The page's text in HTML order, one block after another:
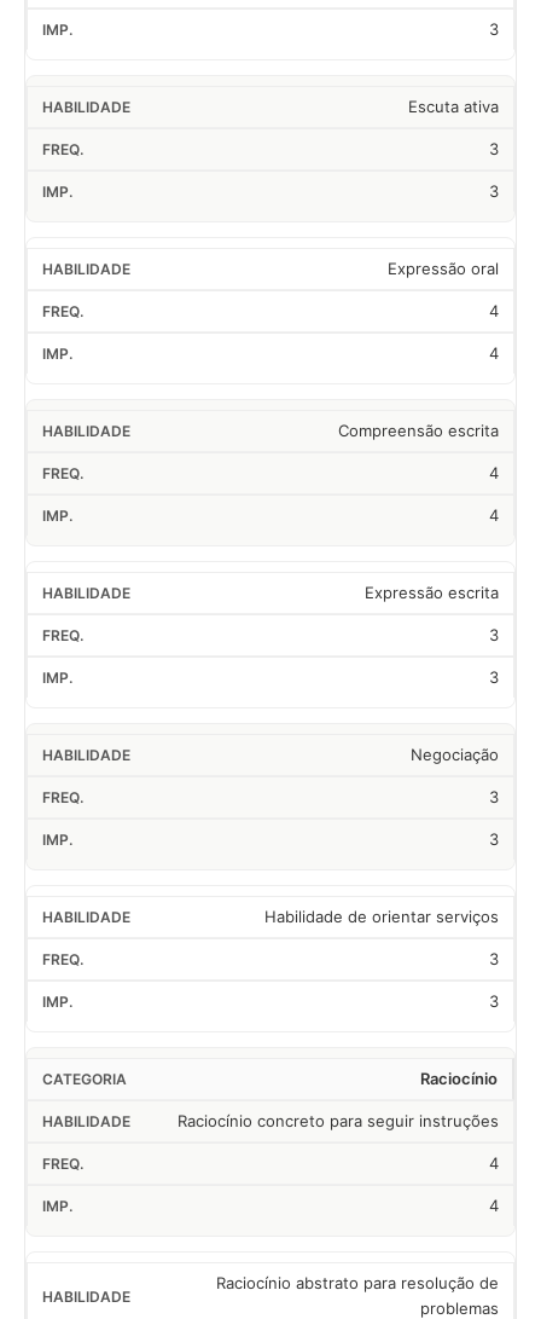
3
Escuta ativa
3
3
Expressão oral
4
4
Compreensão escrita
4
4
Expressão escrita
3
3
Negociação
3
3
Habilidade de orientar serviços
3
3
Raciocínio
Raciocínio concreto para seguir instruções
4
4
Raciocínio abstrato para resolução de
problemas